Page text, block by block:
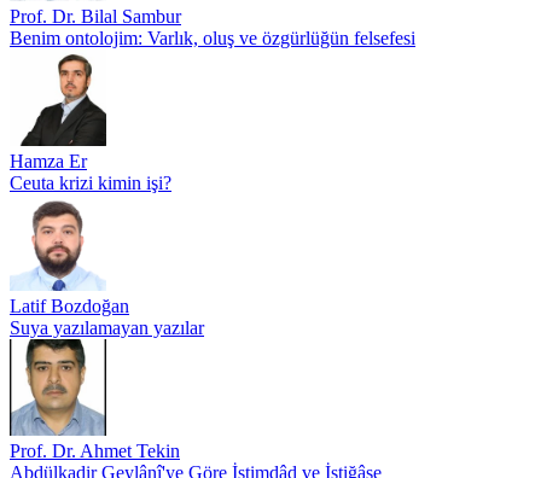
Prof. Dr. Bilal Sambur
Benim ontolojim: Varlık, oluş ve özgürlüğün felsefesi
Hamza Er
Ceuta krizi kimin işi?
Latif Bozdoğan
Suya yazılamayan yazılar
Prof. Dr. Ahmet Tekin
Abdülkadir Geylânî'ye Göre İstimdâd ve İstiğâse